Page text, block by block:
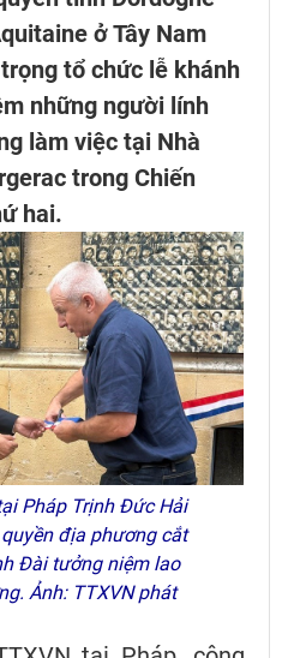
ở Tây Nam
tổ chức lễ khánh
những người lính
làm việc tại Nhà
trong Chiến
hai.
Pháp Trịnh Đức Hải
địa phương cắt
Đài tưởng niệm lao
Ảnh: TTXVN phát